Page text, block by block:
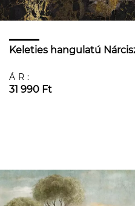
Keleties hangulatú
ÁR:
31 990 Ft